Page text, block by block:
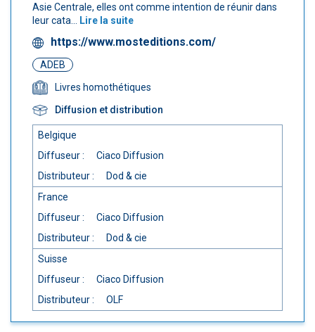
Asie Centrale, elles ont comme intention de réunir dans
leur cata...
Lire la suite
https://www.mosteditions.com/
ADEB
Livres homothétiques
Diffusion et distribution
Belgique
Diffuseur :
Ciaco Diffusion
Distributeur :
Dod & cie
France
Diffuseur :
Ciaco Diffusion
Distributeur :
Dod & cie
Suisse
Diffuseur :
Ciaco Diffusion
Distributeur :
OLF